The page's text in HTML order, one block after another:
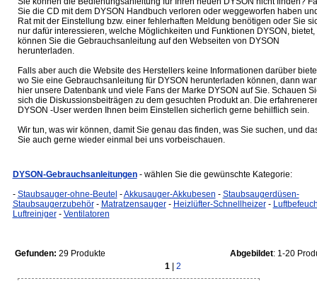
Sie die CD mit dem DYSON Handbuch verloren oder weggeworfen haben
Rat mit der Einstellung bzw. einer fehlerhaften Meldung benötigen oder Sie
nur dafür interessieren, welche Möglichkeiten und Funktionen DYSON, bietet,
können Sie die Gebrauchsanleitung auf den Webseiten von DYSON
herunterladen.
Falls aber auch die Website des Herstellers keine Informationen darüber
wo Sie eine Gebrauchsanleitung für DYSON herunterladen können, dann
hier unsere Datenbank und viele Fans der Marke DYSON auf Sie. Schauen
sich die Diskussionsbeiträgen zu dem gesuchten Produkt an. Die
DYSON -User werden Ihnen beim Einstellen sicherlich gerne behilflich sein.
Wir tun, was wir können, damit Sie genau das finden, was Sie suchen, und
Sie auch gerne wieder einmal bei uns vorbeischauen.
DYSON-Gebrauchsanleitungen - wählen Sie die gewünschte Kategorie:
- Staubsauger-ohne-Beutel -Akkusauger-Akkubesen - Staubsaugerdüsen-
Staubsaugerzubehör- Matratzensauger- Heizlüfter-Schnellheizer-
Luftreiniger- Ventilatoren
Gefunden: 29 Produkte Abgebildet: 1-20
1
2